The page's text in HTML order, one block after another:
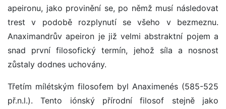
apeironu, jako provinění se, po němž musí následovat
trest v podobě rozplynutí se všeho v bezmeznu.
Anaximandrův apeiron je již velmi abstraktní pojem a
snad první filosofický termín, jehož síla a nosnost
zůstaly dodnes uchovány.
Třetím mílétským filosofem byl Anaximenés (585-525
př.n.l.). Tento iónský přírodní filosof stejně jako